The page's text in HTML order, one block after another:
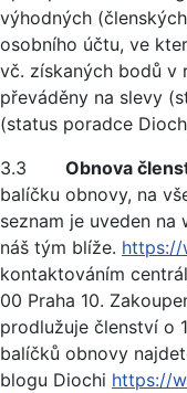
výhodných
osobního účtu, ve
vč. získaných bodů v
převáděny na slevy
(status poradce
3.3 Obnova
balíčku obnovy, na
seznam je uveden
náš tým blíže. https://
kontaktováním
00 Praha 10.
prodlužuje členství o
balíčků obnovy
blogu Diochi https://